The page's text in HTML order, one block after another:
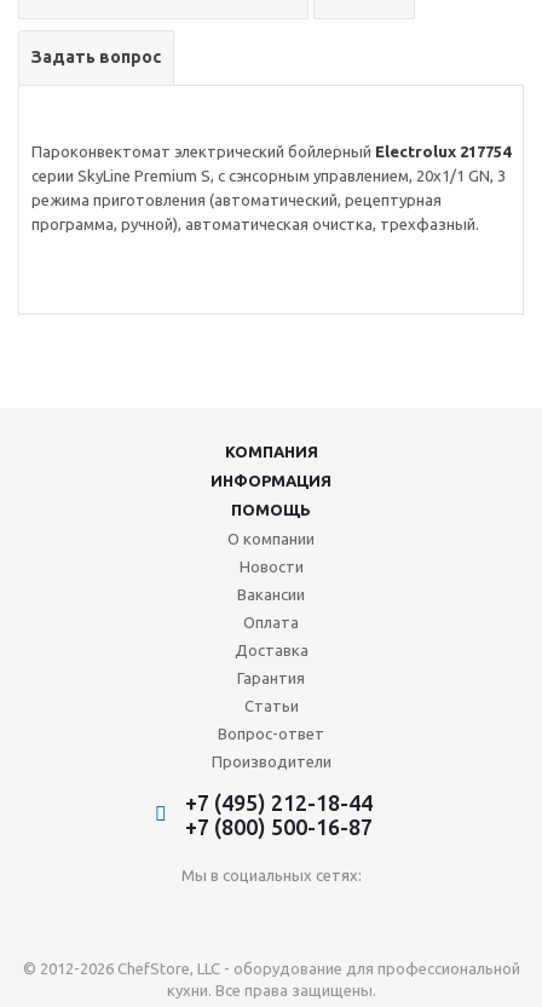
Задать вопрос
Пароконвектомат электрический бойлерный Electrolux 217754
серии SkyLine Premium S, с сэнсорным управлением, 20x1/1 GN, 3
режима приготовления (автоматический, рецептурная
программа, ручной), автоматическая очистка, трехфазный.
КОМПАНИЯ
ИНФОРМАЦИЯ
ПОМОЩЬ
О компании
Новости
Вакансии
Оплата
Доставка
Гарантия
Статьи
Вопрос-ответ
Производители
+7 (495) 212-18-44
+7 (800) 500-16-87
Мы в социальных сетях:
© 2012-2026 ChefStore, LLC - оборудование для профессиональной
кухни. Все права защищены.